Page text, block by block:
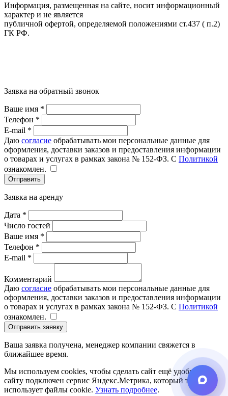
Информация, размещенная на сайте, носит информационный
характер и не является
публичной офертой, определяемой положениями ст.437 ( п.2)
ГК РФ.
Заявка на обратный звонок
Ваше имя *
Телефон *
E-mail *
Даю согласие обрабатывать мои персональные данные для
оформления, доставки заказов и предоставления информации
о товарах и услугах в рамках закона № 152-ФЗ. С Политикой
ознакомлен.
Отправить
Заявка на аренду
Дата *
Число гостей
Ваше имя *
Телефон *
E-mail *
Комментарий
Даю согласие обрабатывать мои персональные данные для
оформления, доставки заказов и предоставления информации
о товарах и услугах в рамках закона № 152-ФЗ. С Политикой
ознакомлен.
Отправить заявку
Ваша заявка получена, менеджер компании свяжется в
ближайшее время.
Мы используем cookies, чтобы сделать сайт ещё удобнее. К
сайту подключен сервис Яндекс.Метрика, который также
использует файлы cookie. Узнать подробнее.